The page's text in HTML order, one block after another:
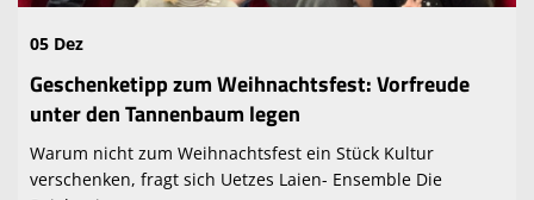
05 Dez
Geschenketipp zum Weihnachtsfest: Vorfreude
unter den Tannenbaum legen
Warum nicht zum Weihnachtsfest ein Stück Kultur
verschenken, fragt sich Uetzes Laien- Ensemble Die